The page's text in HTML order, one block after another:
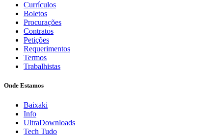
Currículos
Boletos
Procurações
Contratos
Petições
Requerimentos
Termos
Trabalhistas
Onde Estamos
Baixaki
Info
UltraDownloads
Tech Tudo